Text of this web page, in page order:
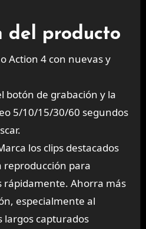
del producto
Action 4 con nuevas y
botón de grabación y la
5/10/15/30/60 segundos
los clips destacados
para
rápidamente. Ahorra más
especialmente al
largos capturados